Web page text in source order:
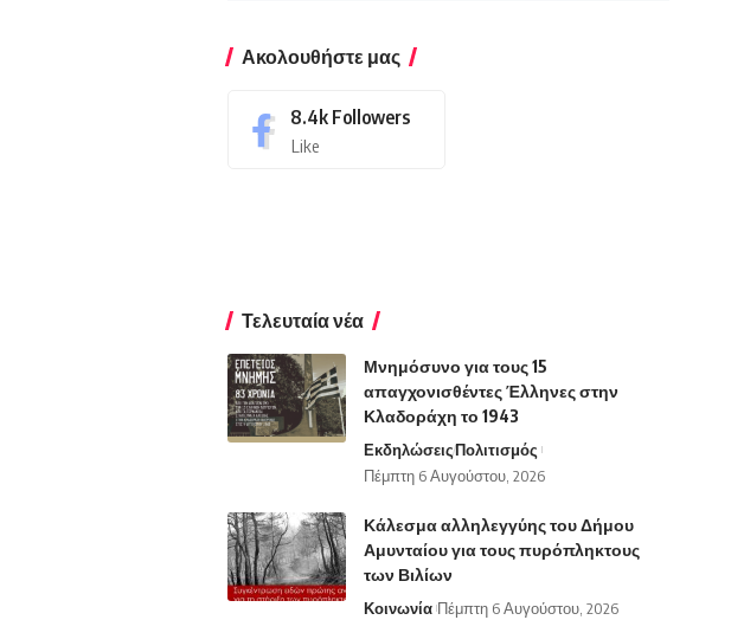
Ακολουθήστε μας
8.4k Followers
Like
Τελευταία νέα
Μνημόσυνο για τους 15
απαγχονισθέντες Έλληνες στην
Κλαδοράχη το 1943
ΕκδηλώσειςΠολιτισμός
Πέμπτη 6 Αυγούστου, 2026
Κάλεσμα αλληλεγγύης του Δήμου
Αμυνταίου για τους πυρόπληκτους
των Βιλίων
Κοινωνία Πέμπτη 6 Αυγούστου, 2026